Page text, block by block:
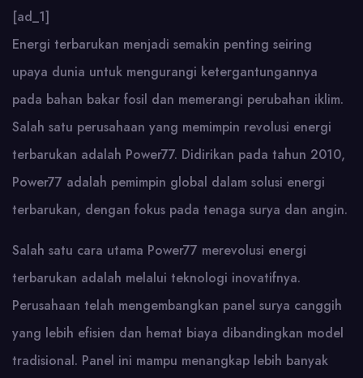
[ad_1]
Energi terbarukan menjadi semakin penting seiring
upaya dunia untuk mengurangi ketergantungannya
pada bahan bakar fosil dan memerangi perubahan iklim.
Salah satu perusahaan yang memimpin revolusi energi
terbarukan adalah Power77. Didirikan pada tahun 2010,
Power77 adalah pemimpin global dalam solusi energi
terbarukan, dengan fokus pada tenaga surya dan angin.
Salah satu cara utama Power77 merevolusi energi
terbarukan adalah melalui teknologi inovatifnya.
Perusahaan telah mengembangkan panel surya canggih
yang lebih efisien dan hemat biaya dibandingkan model
tradisional. Panel ini mampu menangkap lebih banyak